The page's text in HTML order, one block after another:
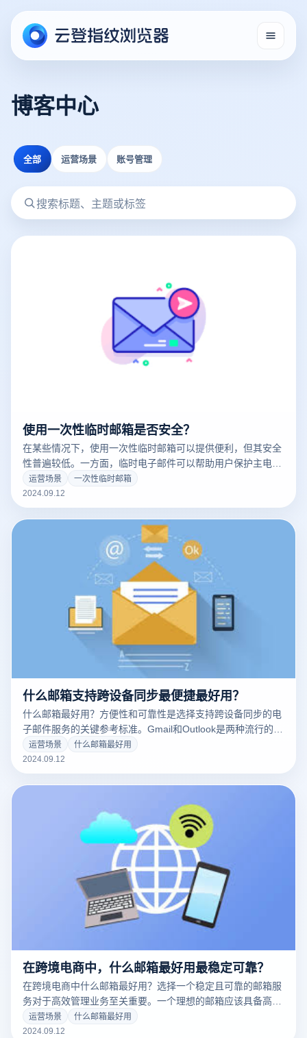
博客中心
全部 运营场景 账号管理
使用一次性临时邮箱是否安全？
在某些情况下，使用一次性临时邮箱可以提供便利，但其安全
性普遍较低。一方面，临时电子邮件可以帮助用户保护主电子
邮件地址的隐私，避免垃圾邮件和不必要的广告。另一方面，
由于这些电子邮件服务通常不提供长期的数据存储或先进的安
全保护，一次性临时电子邮件可能面临内容丢失、账户恶意浏
览或信息泄露的风险。因此，虽然一次性临时电子邮件可以在
短期使用中提供一定的便利，但建议在处理关键信息或长期业
务时使用更可靠、更安全的电子邮件服务。
运营场景
一次性临时邮箱
2024.09.12
什么邮箱支持跨设备同步最便捷最好用？
什么邮箱最好用？方便性和可靠性是选择支持跨设备同步的电
子邮件服务的关键参考标准。Gmail和Outlook是两种流行的电
子邮件服务。它们提供强大的跨设备同步功能，允许用户在不
同设备之间无缝浏览和管理电子邮件。Gmail可以在所有相连
设备中实时更新电子邮件内容，并通过Google帐户同步功能提
供智能分类和搜索功能。Outlook与Microsoft 办公室的紧密集
成确保了桌面、移动终端和网络终端之间的电子邮件同步顺
畅。此外，这些电子邮件服务还支持多平台应用程序，以便用
户能够在各种设备上保持一致的使用体验。选择这些高效的电
子邮件服务可以显著提高工作和沟通的便利性。
运营场景
什么邮箱最好用
2024.09.12
在跨境电商中，什么邮箱最好用最稳定可靠？
在跨境电商中什么邮箱最好用？选择一个稳定且可靠的邮箱服
务对于高效管理业务至关重要。一个理想的邮箱应该具备高安
全性、强大的反垃圾邮件功能以及稳定的服务性能。例如，
Gmail因其强大的安全防护、丰富的功能和全球覆盖而被广泛
运营场景
什么邮箱最好用
2024.09.12